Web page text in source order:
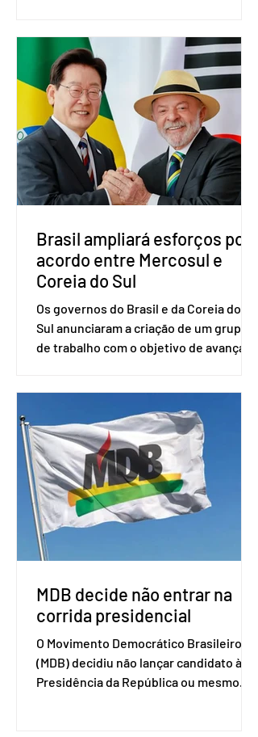
Brasília. O Novo ainda não definiu quem
vai compor a chapa como candidato a
vice-presidente. A convenção contou
com a presença do presidente nacional
do partido, Eduardo Ribeiro, e do
senador Eduardo Girão, filiado ao Novo
desde fevereiro de 2023. Formado em
administração de empresas pela
Fundaç
Brasil ampliará esforços por
acordo entre Mercosul e
Coreia do Sul
Os governos do Brasil e da Coreia do
Sul anunciaram a criação de um grupo
de trabalho com o objetivo de avançar
Uruguai, além de outros países
associados. “Decidimos criar um grupo
de trabalho que vai identificar
sensibilidades dos dois lados e evitar
que elas sejam um empecilho para a
retomada das negociações de um
acordo do Mercosul com a Coreia”,
disse o presiden
MDB decide não entrar na
corrida presidencial
O Movimento Democrático Brasileiro
(MDB) decidiu não lançar candidato à
Presidência da República ou mesmo